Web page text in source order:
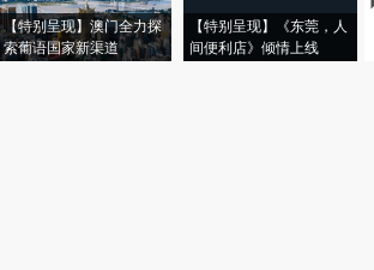
【特别呈现】澳门全力探
索葡语国家新渠道
【特别呈现】《东莞，人
间便利店》倾情上线